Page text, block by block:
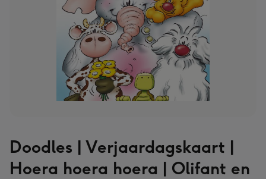
Doodles | Verjaardagskaart |
Hoera hoera hoera | Olifant en